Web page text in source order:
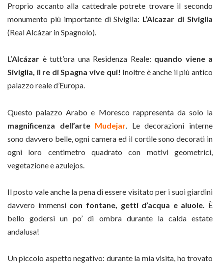
Proprio accanto alla cattedrale potrete trovare il secondo
monumento più importante di Siviglia: L’Alcazar di Siviglia
(Real Alcázar in Spagnolo).
L’Alcázar è tutt’ora una Residenza Reale: quando viene a
Siviglia, il re di Spagna vive qui! Inoltre è anche il più antico
palazzo reale d’Europa.
Questo palazzo Arabo e Moresco rappresenta da solo la
magnificenza dell’arte Mudejar . Le decorazioni interne
sono davvero belle, ogni camera ed il cortile sono decorati in
ogni loro centimetro quadrato con motivi geometrici,
vegetazione e azulejos.
Il posto vale anche la pena di essere visitato per i suoi giardini
davvero immensi con fontane, getti d’acqua e aiuole. È
bello godersi un po’ di ombra durante la calda estate
andalusa!
Un piccolo aspetto negativo: durante la mia visita, ho trovato